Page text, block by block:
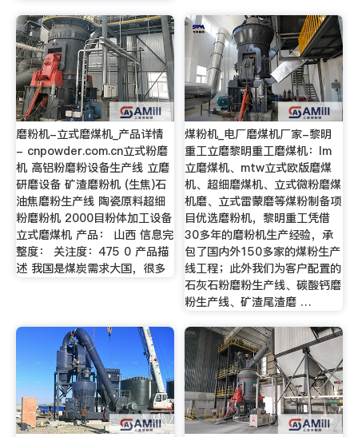
磨粉机-立式磨煤机_产品详情
- cnpowder.com.cn立式粉磨
机 高铝粉磨粉设备生产线 立磨
研磨设备 矿渣磨粉机 (生焦)石
油焦磨粉生产线 陶瓷原料超细
粉磨粉机 2000目粉体加工设备
立式磨煤机 产品： 山西 信息完
整度： 关注度：475 0 产品描
述 我国是煤炭需求大国，很多
煤粉机_电厂磨煤机厂家-黎明
重工立磨黎明重工磨煤机：lm
立磨煤机、mtw立式欧版磨煤
机、超细磨煤机、立式微粉磨煤
机磨、立式雷蒙磨等煤粉制备项
目优选磨粉机，黎明重工凭借
30多年的磨粉机生产经验，承
包了国内外150多家的煤粉生产
线工程；此外我们为客户配置的
石灰石粉磨粉生产线、碳酸钙磨
粉生产线、矿渣尾渣磨 …